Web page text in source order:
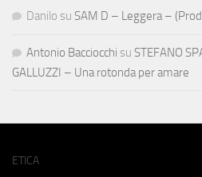
Danilo su SAM D – Leggera –
Antonio Bacciocchi su STEFANO
GALLUZZI – Una rotonda per amare
ETICA